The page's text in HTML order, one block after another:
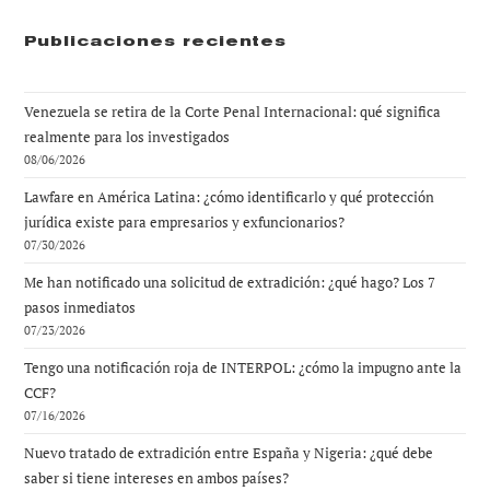
Publicaciones recientes
Venezuela se retira de la Corte Penal Internacional: qué significa
realmente para los investigados
08/06/2026
Lawfare en América Latina: ¿cómo identificarlo y qué protección
jurídica existe para empresarios y exfuncionarios?
07/30/2026
Me han notificado una solicitud de extradición: ¿qué hago? Los 7
pasos inmediatos
07/23/2026
Tengo una notificación roja de INTERPOL: ¿cómo la impugno ante la
CCF?
07/16/2026
Nuevo tratado de extradición entre España y Nigeria: ¿qué debe
saber si tiene intereses en ambos países?